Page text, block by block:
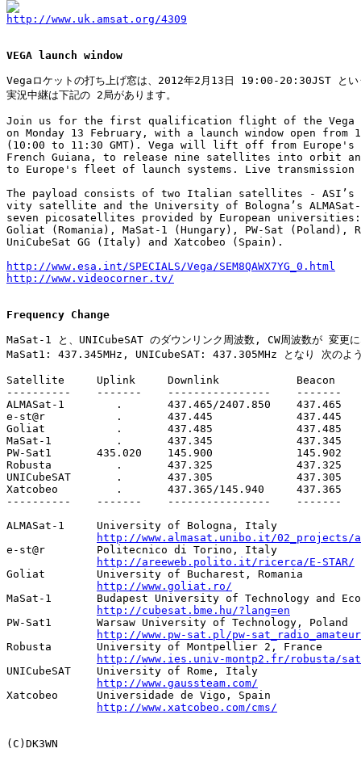
http://www.uk.amsat.org/4309
VEGA launch window
Vegaロケットの打ち上げ窓は、2012年2月13日 19:00-20:30JST とい
実況中継は下記の 2局があります。
Join us for the first qualification flight of the Vega
on Monday 13 February, with a launch window open from
(10:00 to 11:30 GMT). Vega will lift off from Europe's
French Guiana, to release nine satellites into orbit
to Europe's fleet of launch systems. Live transmission
The payload consists of two Italian satellites - ASI’s
vity satellite and the University of Bologna’s
seven picosatellites provided by European
Goliat (Romania), MaSat-1 (Hungary), PW-Sat (Poland),
UniCubeSat GG (Italy) and Xatcobeo (Spain).
http://www.esa.int/SPECIALS/Vega/SEM8QAWX7YG_0.html
http://www.videocorner.tv/
Frequency Change
MaSat-1 と、UNICubeSAT のダウンリンク周波数, CW周波数が 変更に
MaSat1: 437.345MHz, UNICubeSAT: 437.305MHz となり 次のよう
Satellite     Uplink     Downlink            Beacon
----------    -------    ----------------    -------
ALMASat-1        .       437.465/2407.850    437.465
e-st@r           .       437.445             437.445
Goliat           .       437.485             437.485
MaSat-1          .       437.345             437.345    625/
PW-Sat1       435.020    145.900             145.902
Robusta          .       437.325             437.325
UNICubeSAT       .       437.305             437.305
Xatcobeo         .       437.365/145.940     437.365
----------    -------    ----------------    -------
ALMASat-1     University of Bologna, Italy
http://www.almasat.unibo.it/02_projects/
e-st@r        Politecnico di Torino, Italy
http://areeweb.polito.it/ricerca/E-STAR/
Goliat        University of Bucharest, Romania
http://www.goliat.ro/
MaSat-1       Budapest University of Technology and
http://cubesat.bme.hu/?lang=en
PW-Sat1       Warsaw University of Technology, Poland
http://www.pw-sat.pl/pw-sat_radio_amateur
Robusta       University of Montpellier 2, France
http://www.ies.univ-montp2.fr/robusta/
UNICubeSAT    University of Rome, Italy
http://www.gaussteam.com/
Xatcobeo      Universidade de Vigo, Spain
http://www.xatcobeo.com/cms/